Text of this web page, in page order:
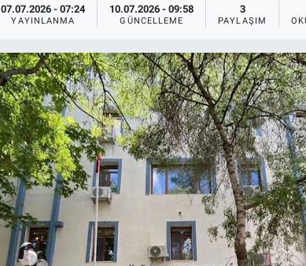
07.07.2026 - 07:24
YAYINLANMA
10.07.2026 - 09:58
GÜNCELLEME
3
PAYLAŞIM